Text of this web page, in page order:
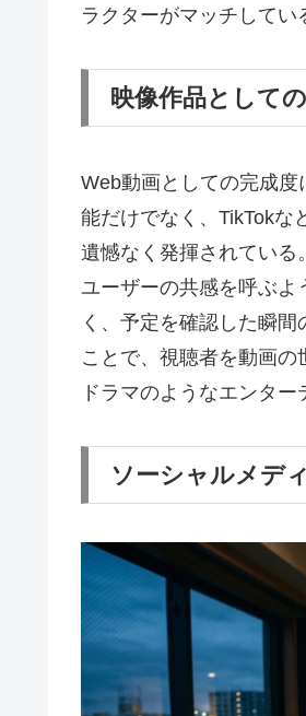
ラクターがマッチしてい
映像作品として
Web動画としての完成
能だけでなく、TikTokな
遺憾なく発揮されている
ユーザーの共感を呼ぶよ
く、予定を確認した瞬
ことで、視聴者を動画
ドラマのようなエンタ
ソーシャルメデ